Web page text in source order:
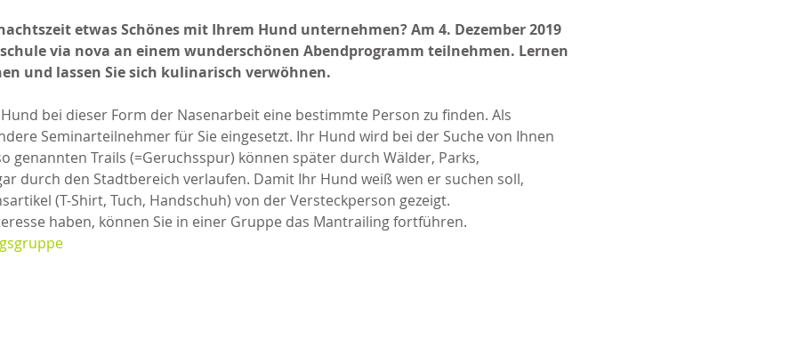
etwas Schönes mit Ihrem Hund unternehmen? Am 4. Dezember 2019
via nova an einem wunderschönen Abendprogramm teilnehmen. Lernen
und lassen Sie sich kulinarisch verwöhnen.
bei dieser Form der Nasenarbeit eine bestimmte Person zu finden. Als
Seminarteilnehmer für Sie eingesetzt. Ihr Hund wird bei der Suche von Ihnen
genannten Trails (=Geruchsspur) können später durch Wälder, Parks,
durch den Stadtbereich verlaufen. Damit Ihr Hund weiß wen er suchen soll,
(T-Shirt, Tuch, Handschuh) von der Versteckperson gezeigt.
haben, können Sie in einer Gruppe das Mantrailing fortführen.